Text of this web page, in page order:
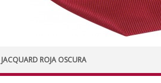
ROJA OSCURA